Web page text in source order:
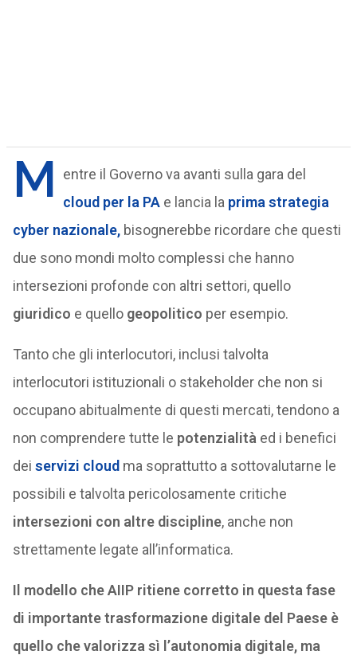
M
entre il Governo va avanti sulla gara del
cloud per la PAe lancia la prima strategia
cyber nazionale,bisognerebbe ricordare che questi
due sono mondi molto complessi che hanno
intersezioni profonde con altri settori, quello
giuridico e quello geopolitico per esempio.
Tanto che gli interlocutori, inclusi talvolta
interlocutori istituzionali o stakeholder che non si
occupano abitualmente di questi mercati, tendono a
non comprendere tutte le potenzialità ed i benefici
dei servizi cloud ma soprattutto a sottovalutarne le
possibili e talvolta pericolosamente critiche
intersezioni con altre discipline, anche non
strettamente legate all’informatica.
Il modello che AIIP ritiene corretto in questa fase
di importante trasformazione digitale del Paese è
quello che valorizza sì l’autonomia digitale, ma